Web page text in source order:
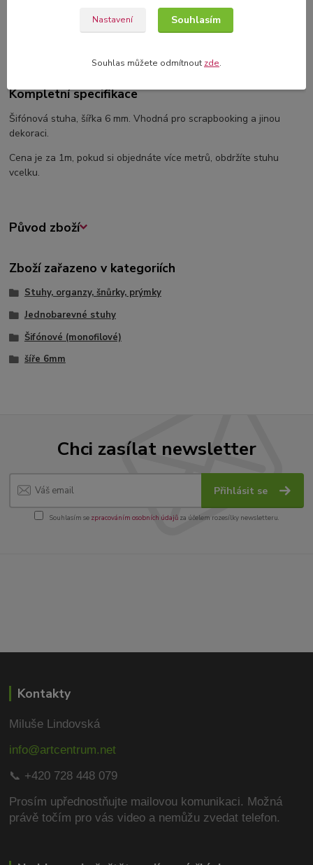
Kompletní specifikace
Kompletní specifikace
Šifónová stuha, šířka 6 mm. Vhodná pro scrapbooking a jinou
dekoraci.
Cena je za 1m, pokud si objednáte více metrů, obdržíte stuhu
vcelku.
Původ zboží
Zboží zařazeno v kategoriích
Stuhy, organzy, šnůrky, prýmky
Jednobarevné stuhy
Šifónové (monofilové)
šíře 6mm
Chci zasílat newsletter
Přihlásit se
Souhlasím se zpracováním osobních údajůza účelem rozesílky newsletteru.
Kontakty
Miluše Lindovská
info@artcentrum.net
📞 +420 728 448 079
Prosím upřednostňujte mailovou komunikaci. Možná
právě točím pro vás video a nemůžu zvedat telefon.
Nastavení Souhlasím
Souhlas můžete odmítnout zde.